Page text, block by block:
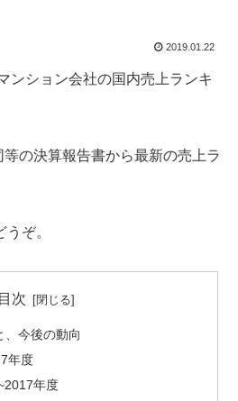
2019.01.22
ンション会社の国内売上ランキ
の決算報告書から最新の売上ラ
ぞ。
目次
、今後の動向
年度
年度